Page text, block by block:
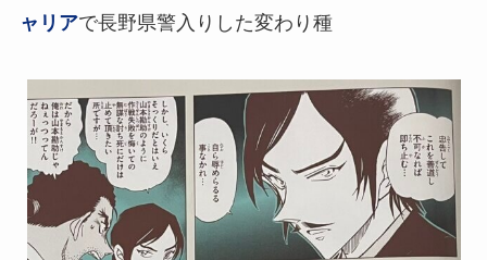
ャリアで長野県警入りした変わり種